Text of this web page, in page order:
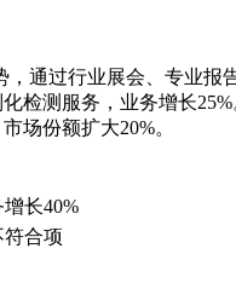
通过行业展会、专业报
检测服务，业务增长25%
场份额扩大20%。
长40%
符合项